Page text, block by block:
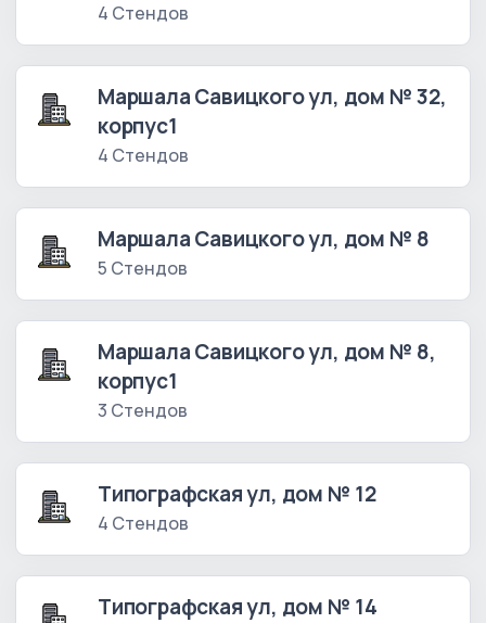
4 Стендов
Маршала Савицкого ул, дом № 32,
корпус1
4 Стендов
Маршала Савицкого ул, дом № 8
5 Стендов
Маршала Савицкого ул, дом № 8,
корпус1
3 Стендов
Типографская ул, дом № 12
4 Стендов
Типографская ул, дом № 14